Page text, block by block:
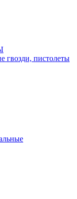
гвозди, пистолеты